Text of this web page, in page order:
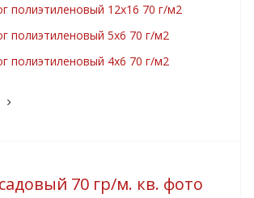
полиэтиленовый 12х16 70 г/м2
полиэтиленовый 5х6 70 г/м2
полиэтиленовый 4х6 70 г/м2